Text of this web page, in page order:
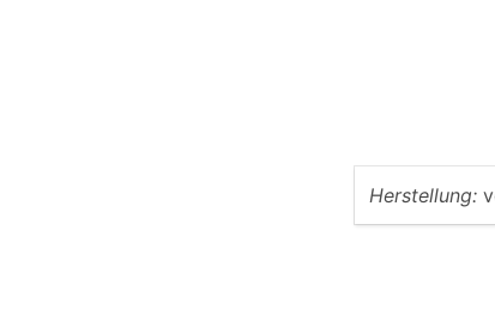
Herstellung: